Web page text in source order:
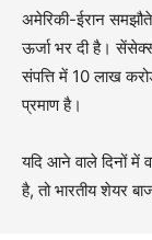
अमेरिकी-ईरान
ऊर्जा भर दी है।
संपत्ति में 10 लाख
प्रमाण है।
यदि आने वाले दिनों में
है, तो भारतीय शेयर